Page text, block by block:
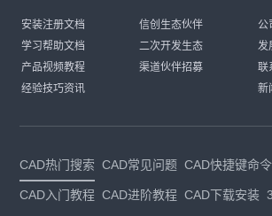
安装注册文档
学习帮助文档
产品视频教程
经验技巧资讯
信创生态伙伴
二次开发生态
渠道伙伴招募
公
发
联
新
CAD热门搜索 CAD常见问题 CAD快捷键命
CAD入门教程 CAD进阶教程 CAD下载安装